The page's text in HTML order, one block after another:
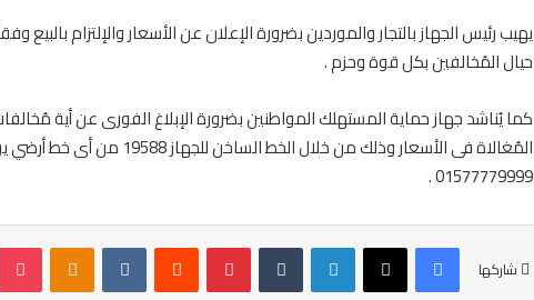
يهيب رئيس الجهاز بالتجار والموردين بضرورة الإعلان عن الأسعار والإلتزام بالبيع
حيال المُخالفين بكل قوة وحزم .
كما يُناشد جهاز حماية المستهلك المواطنين بضرورة الإبلاغ الفورى عن أية
المُغالاة فى الأسعار وذلك من خلال
01577779999 .
شاركها
فيسبوك لينكدإن بينتيريست